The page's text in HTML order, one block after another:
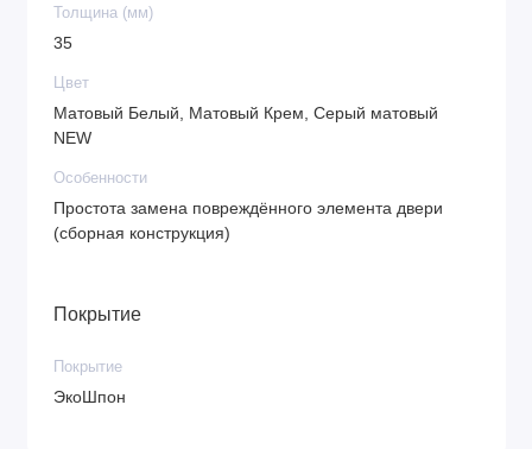
Толщина (мм)
35
Цвет
Матовый Белый, Матовый Крем, Серый матовый
NEW
Особенности
Простота замена повреждённого элемента двери
(сборная конструкция)
Покрытие
Покрытие
ЭкоШпон